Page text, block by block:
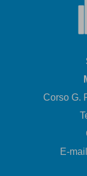
Corso G.
E-